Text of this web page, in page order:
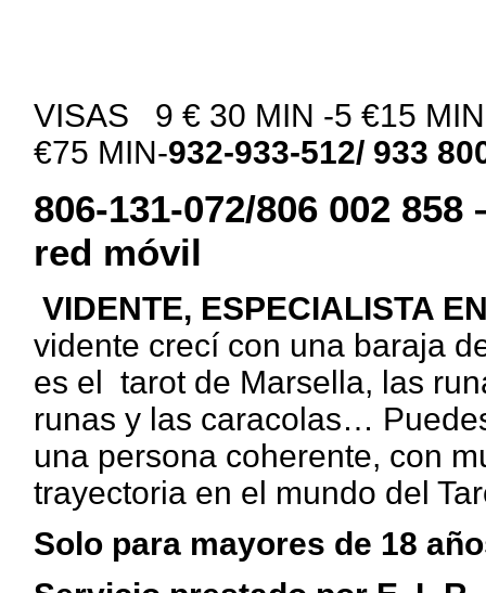
VISAS 9 € 30 MIN -5 €15
€75 MIN-932-933-512/ 933
806-131-072/806 002
red móvil
VIDENTE, ESPECIALISTA
vidente crecí con una baraja
es el tarot de Marsella, las
runas y las caracolas…
una persona coherente, con
trayectoria en el mundo del
Solo para mayores de 18